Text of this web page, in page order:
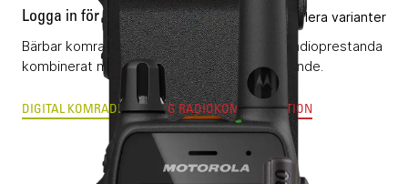
Logga in för pris Flera varianter
Bärbar komradio (DMR) med klassledande radioprestanda
kombinerat med ett okomplicerat handhavande.
DIGITAL KOMRADIOANALOG RADIOKOMMUNIKATION